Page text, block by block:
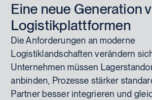
Eine neue Generation
Logistikplattformen
Die Anforderungen an moderne
Logistiklandschaften verändern
Unternehmen müssen
anbinden, Prozesse stärker
Partner besser integrieren und